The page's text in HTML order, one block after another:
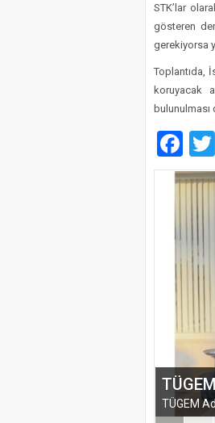
STK’lar
gösteren
gerekiyorsa
Toplantıda,
koruyacak
bulunulması
VEFA